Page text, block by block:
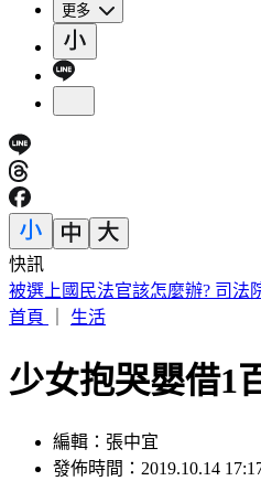
更多
快訊
失聯5個月！6旬男新竹山區人
首頁
生活
少女抱哭嬰借
編輯：張中宜
發佈時間：2019.10.14